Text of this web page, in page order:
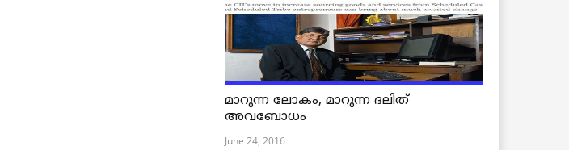
മാറുന്ന ലോകം, മാറുന്ന ദലിത്
അവബോധം
June 24, 2016